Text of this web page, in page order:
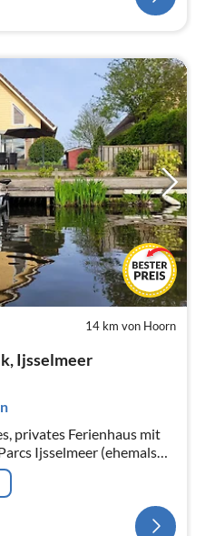
14 km von Hoorn
Ijsselmeer
privates Ferienhaus mit
Ijsselmeer (ehemals
Nordholland.